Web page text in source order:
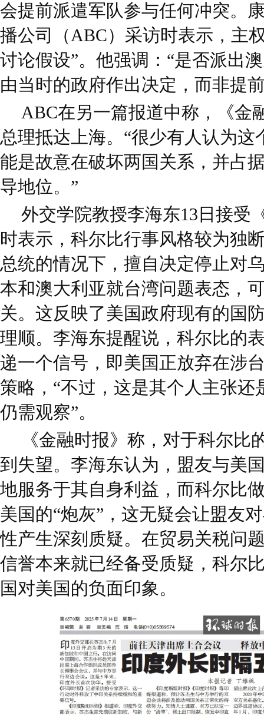
会提前派遣军队参与任何冲突。
播公司（ABC）采访时表示，主
讨论假设”。他强调：“是否派出
由当时的政府作出决定，而非提
ABC在另一篇报道中称，《金
总理抵达上海。“很少有人认为这
能是故意在破坏两国关系，并占
导地位。”
外交学院教授李海东13日接受
时表示，科尔比行事风格较为独
总统的情况下，擅自决定停止对
本和澳大利亚就台湾问题表态，
关。这反映了美国政府现有的国
理顺。李海东提醒说，科尔比的
递一个信号，即美国正放弃在涉
策略，“不过，这是其个人主张还
仍需观察”。
《金融时报》称，对于科尔比
到失望。李海东认为，盟友与美
地服务于其自身利益，而科尔比
美国的“炮灰”，这无疑会让盟友
性产生深刻质疑。在贸易关税问
信誉本来就已经备受质疑，科尔
国对美国的负面印象。